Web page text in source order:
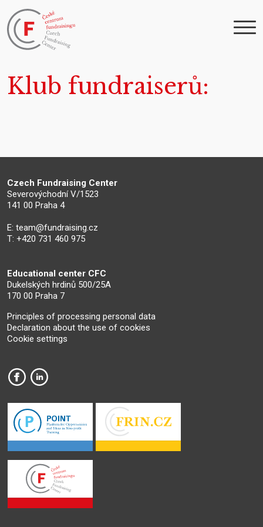
Klub fundraiserů
Czech Fundraising Center
Severovýchodní V/1523
141 00 Praha 4
E: team@fundraising.cz
T: +420 731 460 975
Educational center CFC
Dukelských hrdinů 500/25A
170 00 Praha 7
Principles of processing personal data
Declaration about the use of cookies
Cookie settings